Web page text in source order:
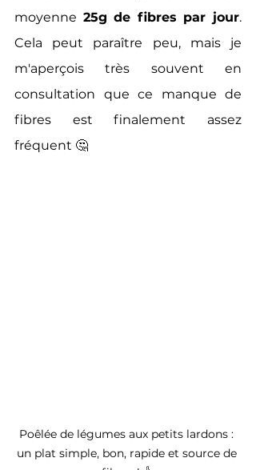
moyenne 25g de fibres par jour.
Cela peut paraître peu, mais je
m'aperçois très souvent en
consultation que ce manque de
fibres est finalement assez
fréquent 🤔
Poêlée de légumes aux petits lardons :
un plat simple, bon, rapide et source de